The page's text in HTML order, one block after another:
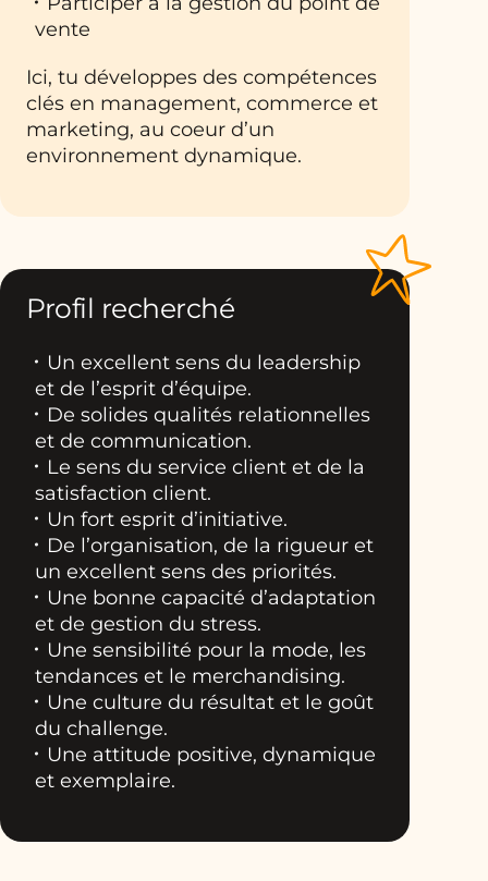
vente
Ici, tu développes des compétences
clés en management, commerce et
marketing, au coeur d’un
environnement dynamique.
Profil recherché
Un excellent sens du leadership
et de l’esprit d’équipe.
De solides qualités relationnelles
et de communication.
Le sens du service client et de la
satisfaction client.
Un fort esprit d’initiative.
De l’organisation, de la rigueur et
un excellent sens des priorités.
Une bonne capacité d’adaptation
et de gestion du stress.
Une sensibilité pour la mode, les
tendances et le merchandising.
Une culture du résultat et le goût
du challenge.
Une attitude positive, dynamique
et exemplaire.